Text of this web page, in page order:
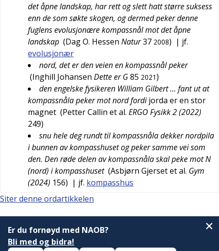
det åpne landskap, har rett og slett hatt større suksess
enn de som søkte skogen, og dermed peker denne
fuglens evolusjonære kompassnål mot det åpne
landskap (Dag O. Hessen Natur37 2008) | jf.
evolusjonær
nord, det er den veien en kompassnål peker
(Inghill Johansen Dette er G85 2021)
den engelske fysikeren William Gilbert … fant ut at
kompassnåla peker mot nord fordijorda er en stor
magnet (Petter Callin et al. ERGO Fysikk 2 (2022)
249)
snu hele deg rundt til kompassnåla dekker nordpila
i bunnen av kompasshuset og peker samme vei som
den. Den røde delen av kompassnåla skal peke mot N
(nord) i kompasshuset (Asbjørn Gjerset et al. Gym
(2024) 156) | jf. kompasshus
Siter denne ordartikkelen
Er du fornøyd med NAOB?
Bli med og bidra!